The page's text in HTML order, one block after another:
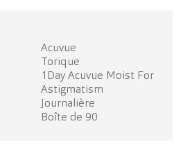
Acuvue
Torique
1Day Acuvue Moist For
Astigmatism
Journalière
Boîte de 90